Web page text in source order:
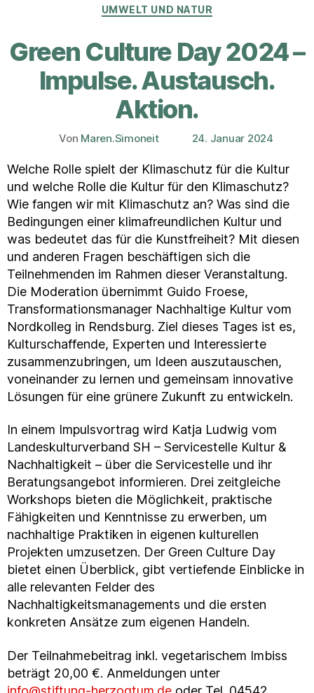
UMWELT UND NATUR
Green Culture Day 2024 –
Impulse. Austausch.
Aktion.
Beitragsautor
Von Maren.Simoneit Veröffentlichungsdatum
24. Januar 2024
Welche Rolle spielt der Klimaschutz für die Kultur
und welche Rolle die Kultur für den Klimaschutz?
Wie fangen wir mit Klimaschutz an? Was sind die
Bedingungen einer klimafreundlichen Kultur und
was bedeutet das für die Kunstfreiheit? Mit diesen
und anderen Fragen beschäftigen sich die
Teilnehmenden im Rahmen dieser Veranstaltung.
Die Moderation übernimmt Guido Froese,
Transformationsmanager Nachhaltige Kultur vom
Nordkolleg in Rendsburg. Ziel dieses Tages ist es,
Kulturschaffende, Experten und Interessierte
zusammenzubringen, um Ideen auszutauschen,
voneinander zu lernen und gemeinsam innovative
Lösungen für eine grünere Zukunft zu entwickeln.
In einem Impulsvortrag wird Katja Ludwig vom
Landeskulturverband SH – Servicestelle Kultur &
Nachhaltigkeit – über die Servicestelle und ihr
Beratungsangebot informieren. Drei zeitgleiche
Workshops bieten die Möglichkeit, praktische
Fähigkeiten und Kenntnisse zu erwerben, um
nachhaltige Praktiken in eigenen kulturellen
Projekten umzusetzen. Der Green Culture Day
bietet einen Überblick, gibt vertiefende Einblicke in
alle relevanten Felder des
Nachhaltigkeitsmanagements und die ersten
konkreten Ansätze zum eigenen Handeln.
Der Teilnahmebeitrag inkl. vegetarischem Imbiss
beträgt 20,00 €. Anmeldungen unter